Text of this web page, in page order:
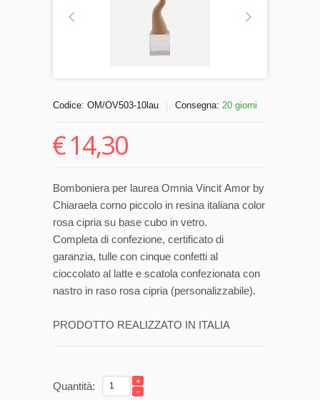
Codice: OM/OV503-10lau Consegna: 20 giorni
€14,30
Bomboniera per laurea Omnia Vincit Amor by
Chiaraela corno piccolo in resina italiana color
rosa cipria su base cubo in vetro.
Completa di confezione, certificato di
garanzia, tulle con cinque confetti al
cioccolato al latte e scatola confezionata con
nastro in raso rosa cipria (personalizzabile).
PRODOTTO REALIZZATO IN ITALIA
Quantità: